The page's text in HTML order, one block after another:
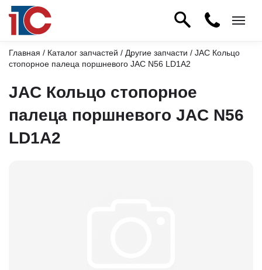
Главная / Каталог запчастей / Другие запчасти / JAC Кольцо
стопорное палеца поршневого JAC N56 LD1A2
JAC Кольцо стопорное
палеца поршневого JAC N56
LD1A2